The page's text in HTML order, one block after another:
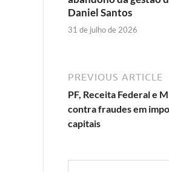
Daniel Santos
31 de julho de 2026
PREVIOUS ARTICLE
PF, Receita Federal e
contra fraudes em
capitais